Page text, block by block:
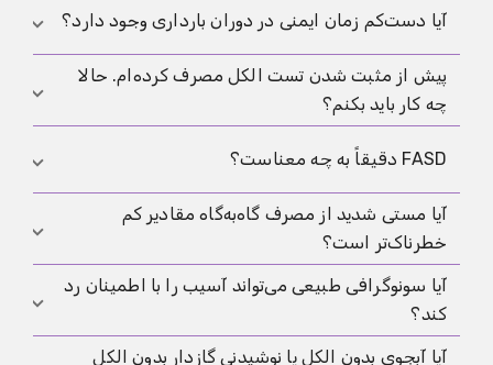
هیچ آستانه ایمن اثبات‌شده‌ای وجود ندارد. بنابراین پرهیز
آیا دست‌کم زمان ایمنی در دوران بارداری وجود دارد؟
خیر. هفته‌های اول برای شکل‌گیری اندام‌ها حساس‌اند و
بعدتر هم رشد مغز اهمیت زیادی دارد. به همین دلیل این
توصیه در تمام بارداری برقرار است.
پیش از مثبت شدن تست الکل مصرف کرده‌ام. حالا
چه کار باید بکنم؟
از این لحظه به بعد به‌طور کامل از الکل دوری کن و این
معمولاً یک برآورد کلی از دوره زمانی و الگوی نوشیدن
کافی است.
FASD دقیقاً به چه معناست؟
FASD یک اصطلاح چتری برای پیامدهای احتمالی مواجهه
با الکل پیش از تولد است. این پیامدها می‌توانند شامل
نشانه‌های جسمی، مشکلات رشد و ناهنجاری‌های
عصبی‌رشدی باشند.
آیا مستی شدید از مصرف گاه‌به‌گاه مقادیر کم
خطرناک‌تر است؟
مقادیر زیاد در زمان کوتاه به‌ویژه نامطلوب‌اند چون قله‌های
بالای الکل خون ایجاد می‌کنند. اما مصرف تکراری مقادیر
کمتر هم ایمن نیست.
آیا سونوگرافی طبیعی می‌تواند آسیب را با اطمینان رد
کند؟
آیا آبجوی بدون الکل یا نوشیدنی گازدار بدون الکل